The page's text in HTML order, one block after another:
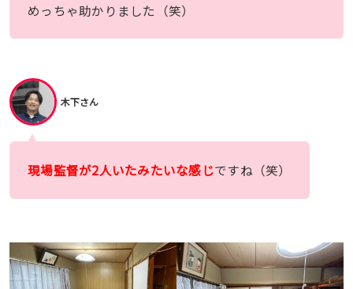
めっちゃ助かりました（笑）
木下さん
現場監督が2人いたみたいな感じですね（笑）